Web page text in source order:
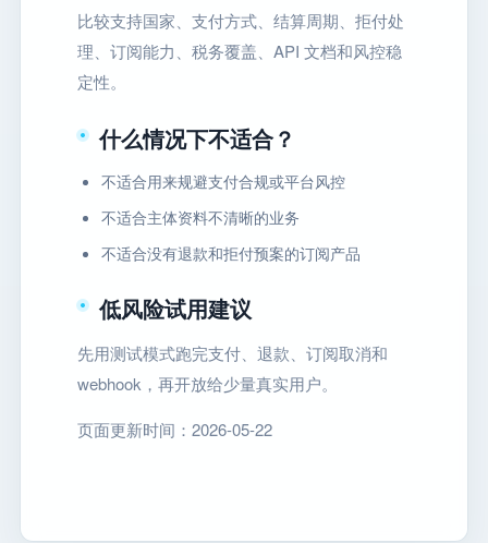
比较支持国家、支付方式、结算周期、拒付处
理、订阅能力、税务覆盖、API 文档和风控稳
定性。
什么情况下不适合？
不适合用来规避支付合规或平台风控
不适合主体资料不清晰的业务
不适合没有退款和拒付预案的订阅产品
低风险试用建议
先用测试模式跑完支付、退款、订阅取消和
webhook，再开放给少量真实用户。
页面更新时间：2026-05-22